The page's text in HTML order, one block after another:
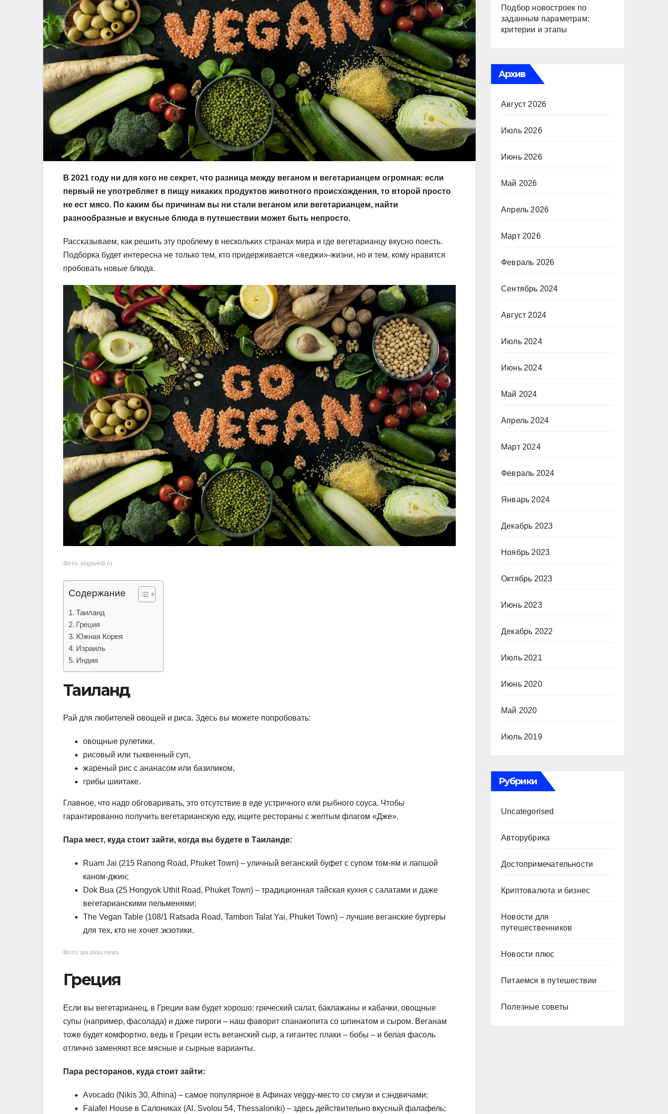
В 2021 году ни для кого не секрет, что разница между веганом и вегетарианцем огромная: если
первый не употребляет в пищу никаких продуктов животного происхождения, то второй просто
не ест мясо. По каким бы причинам вы ни стали веганом или вегетарианцем, найти
разнообразные и вкусные блюда в путешествии может быть непросто.
Рассказываем, как решить эту проблему в нескольких странах мира и где вегетарианцу вкусно поесть.
Подборка будет интересна не только тем, кто придерживается «веджи»-жизни, но и тем, кому нравится
пробовать новые блюда.
Фото: yogavedi.ru
Содержание
Таиланд
Греция
Южная Корея
Израиль
Индия
Таиланд
Рай для любителей овощей и риса. Здесь вы можете попробовать:
овощные рулетики,
рисовый или тыквенный суп,
жареный рис с ананасом или базиликом,
грибы шиитаке.
Главное, что надо обговаривать, это отсутствие в еде устричного или рыбного соуса. Чтобы
гарантированно получить вегетарианскую еду, ищите рестораны с желтым флагом «Дже».
Пара мест, куда стоит зайти, когда вы будете в Таиланде:
Ruam Jai (215 Ranong Road, Phuket Town) – уличный веганский буфет с супом том-ям и лапшой
каном-джин;
Dok Bua (25 Hongyok Uthit Road, Phuket Town) – традиционная тайская кухня с салатами и даже
вегетарианскими пельменями;
The Vegan Table (108/1 Ratsada Road, Tambon Talat Yai, Phuket Town) – лучшие веганские бургеры
для тех, кто не хочет экзотики.
Фото: pix.avax.news
Греция
Если вы вегетарианец, в Греции вам будет хорошо: греческий салат, баклажаны и кабачки, овощные
супы (например, фасолада) и даже пироги – наш фаворит спанакопита со шпинатом и сыром. Веганам
тоже будет комфортно, ведь в Греции есть веганский сыр, а гигантес плаки – бобы – и белая фасоль
отлично заменяют все мясные и сырные варианты.
Пара ресторанов, куда стоит зайти:
Avocado (Nikis 30, Athina) – самое популярное в Афинах veggy-место со смузи и сэндвичами;
Falafel House в Салониках (Al. Svolou 54, Thessaloniki) – здесь действительно вкусный фалафель;
Подбор новостроек по
заданным параметрам:
критерии и этапы
Архив
Август 2026
Июль 2026
Июнь 2026
Май 2026
Апрель 2026
Март 2026
Февраль 2026
Сентябрь 2024
Август 2024
Июль 2024
Июнь 2024
Май 2024
Апрель 2024
Март 2024
Февраль 2024
Январь 2024
Декабрь 2023
Ноябрь 2023
Октябрь 2023
Июнь 2023
Декабрь 2022
Июль 2021
Июнь 2020
Май 2020
Июль 2019
Рубрики
Uncategorised
Авторубрика
Достопримечательности
Криптовалюта и бизнес
Новости для
путешественников
Новости плюс
Питаемся в путешествии
Полезные советы